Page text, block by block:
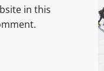
in this